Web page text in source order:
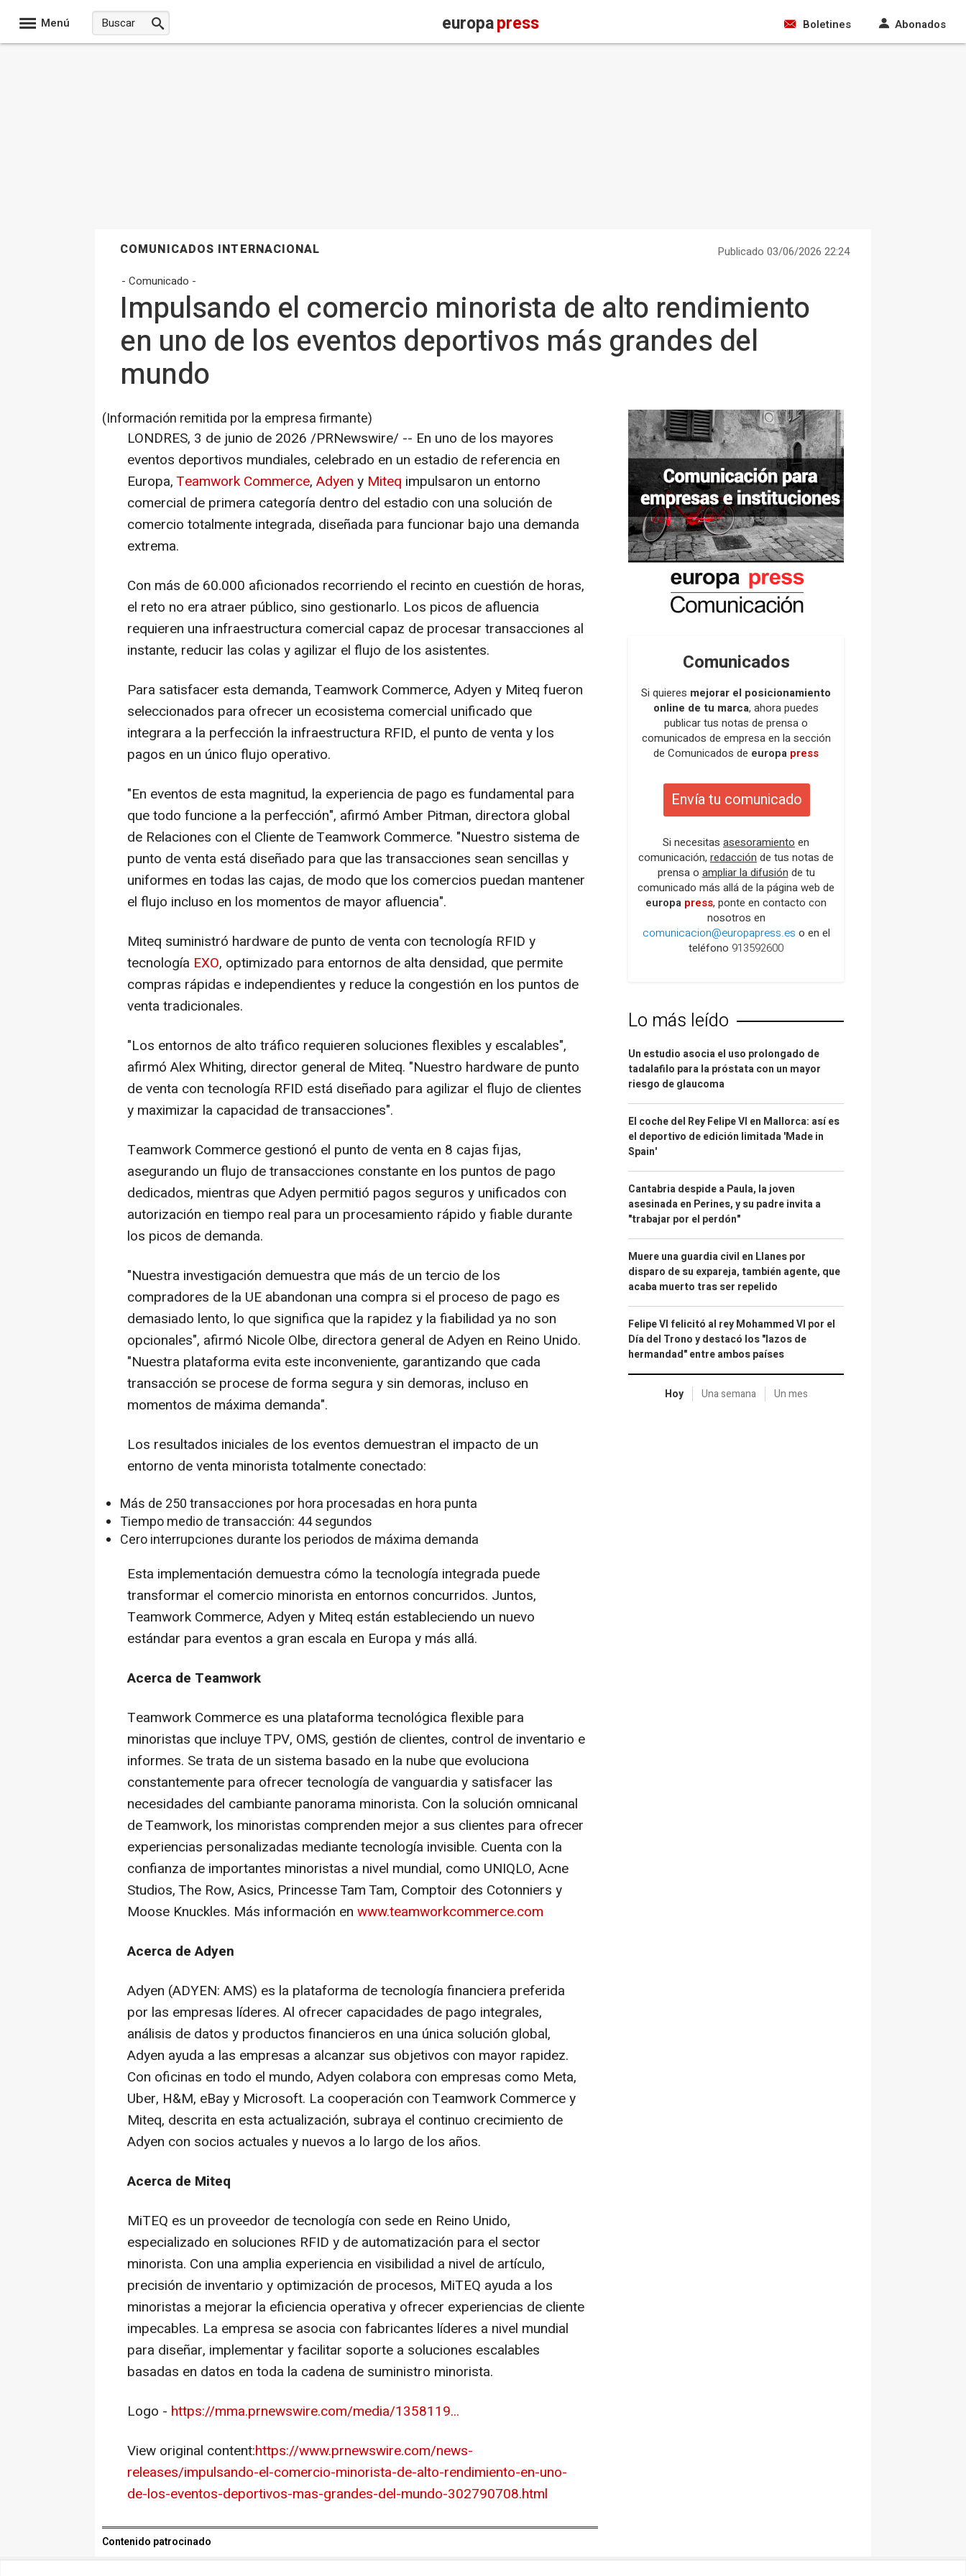
Menú europapress Boletines Abonados
COMUNICADOS INTERNACIONAL
Publicado 03/06/2026 22:24
- Comunicado -
Impulsando el comercio minorista de alto rendimiento
en uno de los eventos deportivos más grandes del
mundo
(Información remitida por la empresa firmante)
LONDRES, 3 de junio de 2026 /PRNewswire/ -- En uno de los mayores
eventos deportivos mundiales, celebrado en un estadio de referencia en
Europa,Teamwork Commerce, Adyen y Miteq impulsaron un entorno
comercial de primera categoría dentro del estadio con una solución de
comercio totalmente integrada, diseñada para funcionar bajo una demanda
extrema.
Con más de 60.000 aficionados recorriendo el recinto en cuestión de horas,
el reto no era atraer público, sino gestionarlo. Los picos de afluencia
requieren una infraestructura comercial capaz de procesar transacciones al
instante, reducir las colas y agilizar el flujo de los asistentes.
Para satisfacer esta demanda, Teamwork Commerce, Adyen y Miteq fueron
seleccionados para ofrecer un ecosistema comercial unificado que
integrara a la perfección la infraestructura RFID, el punto de venta y los
pagos en un único flujo operativo.
"En eventos de esta magnitud, la experiencia de pago es fundamental para
que todo funcione a la perfección", afirmó Amber Pitman, directora global
de Relaciones con el Cliente de Teamwork Commerce. "Nuestro sistema de
punto de venta está diseñado para que las transacciones sean sencillas y
uniformes en todas las cajas, de modo que los comercios puedan mantener
el flujo incluso en los momentos de mayor afluencia".
Miteq suministró hardware de punto de venta con tecnología RFID y
tecnología EXO, optimizado para entornos de alta densidad, que permite
compras rápidas e independientes y reduce la congestión en los puntos de
venta tradicionales.
"Los entornos de alto tráfico requieren soluciones flexibles y escalables",
afirmó Alex Whiting, director general de Miteq. "Nuestro hardware de punto
de venta con tecnología RFID está diseñado para agilizar el flujo de clientes
y maximizar la capacidad de transacciones".
Teamwork Commerce gestionó el punto de venta en 8 cajas fijas,
asegurando un flujo de transacciones constante en los puntos de pago
dedicados, mientras que Adyen permitió pagos seguros y unificados con
autorización en tiempo real para un procesamiento rápido y fiable durante
los picos de demanda.
"Nuestra investigación demuestra que más de un tercio de los
compradores de la UE abandonan una compra si el proceso de pago es
demasiado lento, lo que significa que la rapidez y la fiabilidad ya no son
opcionales", afirmó Nicole Olbe, directora general de Adyen en Reino Unido.
"Nuestra plataforma evita este inconveniente, garantizando que cada
transacción se procese de forma segura y sin demoras, incluso en
momentos de máxima demanda".
Los resultados iniciales de los eventos demuestran el impacto de un
entorno de venta minorista totalmente conectado:
Más de 250 transacciones por hora procesadas en hora punta
Tiempo medio de transacción: 44 segundos
Cero interrupciones durante los periodos de máxima demanda
Esta implementación demuestra cómo la tecnología integrada puede
transformar el comercio minorista en entornos concurridos. Juntos,
Teamwork Commerce, Adyen y Miteq están estableciendo un nuevo
estándar para eventos a gran escala en Europa y más allá.
Acerca de Teamwork
Teamwork Commerce es una plataforma tecnológica flexible para
minoristas que incluye TPV, OMS, gestión de clientes, control de inventario e
informes. Se trata de un sistema basado en la nube que evoluciona
constantemente para ofrecer tecnología de vanguardia y satisfacer las
necesidades del cambiante panorama minorista. Con la solución omnicanal
de Teamwork, los minoristas comprenden mejor a sus clientes para ofrecer
experiencias personalizadas mediante tecnología invisible. Cuenta con la
confianza de importantes minoristas a nivel mundial, como UNIQLO, Acne
Studios, The Row, Asics, Princesse Tam Tam, Comptoir des Cotonniers y
Moose Knuckles. Más información en www.teamworkcommerce.com
Acerca de Adyen
Adyen (ADYEN: AMS) es la plataforma de tecnología financiera preferida
por las empresas líderes. Al ofrecer capacidades de pago integrales,
análisis de datos y productos financieros en una única solución global,
Adyen ayuda a las empresas a alcanzar sus objetivos con mayor rapidez.
Con oficinas en todo el mundo, Adyen colabora con empresas como Meta,
Uber, H&M, eBay y Microsoft. La cooperación con Teamwork Commerce y
Miteq, descrita en esta actualización, subraya el continuo crecimiento de
Adyen con socios actuales y nuevos a lo largo de los años.
Acerca de Miteq
MiTEQ es un proveedor de tecnología con sede en Reino Unido,
especializado en soluciones RFID y de automatización para el sector
minorista. Con una amplia experiencia en visibilidad a nivel de artículo,
precisión de inventario y optimización de procesos, MiTEQ ayuda a los
minoristas a mejorar la eficiencia operativa y ofrecer experiencias de cliente
impecables. La empresa se asocia con fabricantes líderes a nivel mundial
para diseñar, implementar y facilitar soporte a soluciones escalables
basadas en datos en toda la cadena de suministro minorista.
Logo - https://mma.prnewswire.com/media/1358119...
View original content:https://www.prnewswire.com/news-
releases/impulsando-el-comercio-minorista-de-alto-rendimiento-en-uno-
de-los-eventos-deportivos-mas-grandes-del-mundo-302790708.html
Contenido patrocinado
Comunicados
Si quieres mejorar el posicionamiento
online de tu marca, ahora puedes
publicar tus notas de prensa o
comunicados de empresa en la sección
de Comunicados de europa press
Envía tu comunicado
Si necesitas asesoramiento en
comunicación, redacción de tus notas de
prensa o ampliar la difusión de tu
comunicado más allá de la página web de
europa press, ponte en contacto con
nosotros en
comunicacion@europapress.es o en el
teléfono 913592600
Lo más leído
Un estudio asocia el uso prolongado de
tadalafilo para la próstata con un mayor
riesgo de glaucoma
El coche del Rey Felipe VI en Mallorca: así es
el deportivo de edición limitada 'Made in
Spain'
Cantabria despide a Paula, la joven
asesinada en Perines, y su padre invita a
"trabajar por el perdón"
Muere una guardia civil en Llanes por
disparo de su expareja, también agente, que
acaba muerto tras ser repelido
Felipe VI felicitó al rey Mohammed VI por el
Día del Trono y destacó los "lazos de
hermandad" entre ambos países
Hoy Una semana Un mes